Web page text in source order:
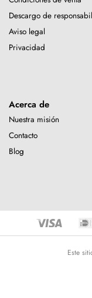
Descargo de
Aviso legal
Privacidad
Acerca de
Nuestra misión
Contacto
Blog
Este